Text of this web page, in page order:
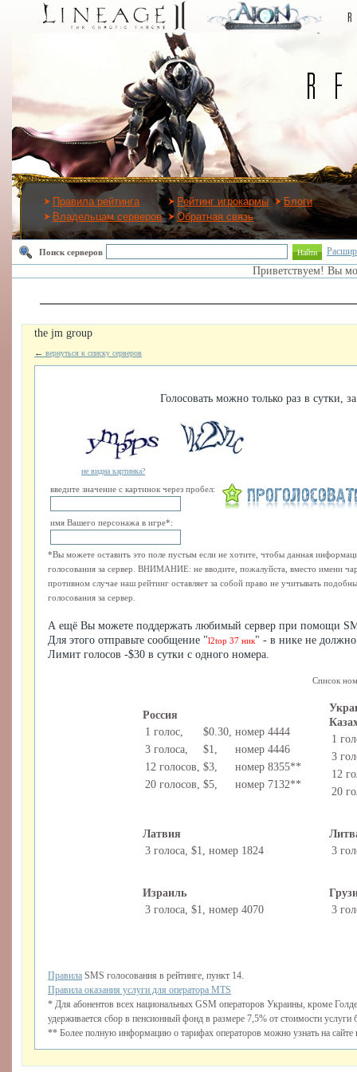
Правила рейтинга Рейтинг игрокармы
Блоги
Владельцам серверов
Обратная связь
Поиск серверов Найти
Приветствуем! Вы
the jm group
← вернуться к списку серверов
Голосовать можно только раз в сутки,
не видна картинка?
введите значение с картинок через пробел:
имя Вашего персонажа в игре*:
*Вы можете оставить это поле пустым если не хотите, чтобы данная
голосования за сервер. ВНИМАНИЕ: не вводите, пожалуйста, вместо имени
противном случае наш рейтинг оставляет за собой право не учитывать
голосования за сервер.
А ещё Вы можете поддержать любимый сервер при помощи
Для этого отправьте сообщение "l2top 37 ник" - в нике не должно
Лимит голосов -$30 в сутки с одного номера.
Список
Россия
1 голос,
$0.30, номер 4444
3 голоса,
$1,
номер 4446
12 голосов, $3,
номер 8355**
20 голосов, $5, номер 7132**
1
3
12
20
Латвия
3 голоса, $1, номер 1824
3
Израиль
3 голоса, $1, номер 4070
3
Правила SMS голосования в рейтинге, пункт 14.
Правила оказания услуги для оператора MTS
* Для абонентов всех национальных GSM операторов Украины, кроме
удерживается сбор в пенсионный фонд в размере 7,5% от стоимости услуги
** Более полную информацию о тарифах операторов можно узнать на